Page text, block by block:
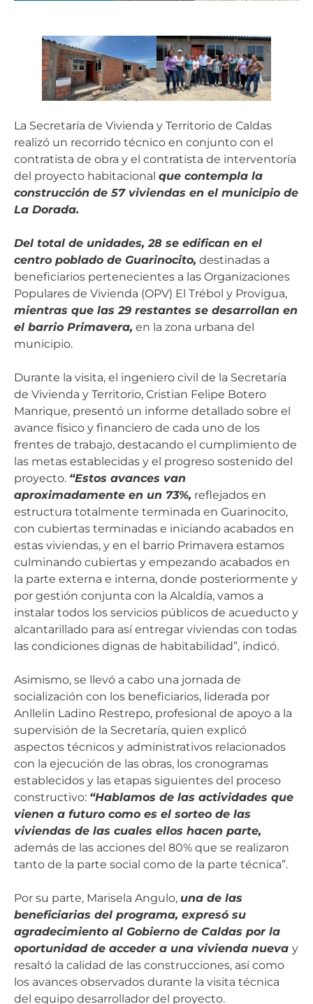
La Secretaría de Vivienda y Territorio de Caldas
realizó un recorrido técnico en conjunto con el
contratista de obra y el contratista de interventoría
del proyecto habitacional que contempla la
construcción de 57 viviendas en el municipio de
La Dorada.
Del total de unidades, 28 se edifican en el
centro poblado de Guarinocito, destinadas a
beneficiarios pertenecientes a las Organizaciones
Populares de Vivienda (OPV) El Trébol y Provigua,
mientras que las 29 restantes se desarrollan en
el barrio Primavera, en la zona urbana del
municipio.
Durante la visita, el ingeniero civil de la Secretaría
de Vivienda y Territorio, Cristian Felipe Botero
Manrique, presentó un informe detallado sobre el
avance físico y financiero de cada uno de los
frentes de trabajo, destacando el cumplimiento de
las metas establecidas y el progreso sostenido del
proyecto. “Estos avances van
aproximadamente en un 73%, reflejados en
estructura totalmente terminada en Guarinocito,
con cubiertas terminadas e iniciando acabados en
estas viviendas, y en el barrio Primavera estamos
culminando cubiertas y empezando acabados en
la parte externa e interna, donde posteriormente y
por gestión conjunta con la Alcaldía, vamos a
instalar todos los servicios públicos de acueducto y
alcantarillado para así entregar viviendas con todas
las condiciones dignas de habitabilidad”, indicó.
Asimismo, se llevó a cabo una jornada de
socialización con los beneficiarios, liderada por
Anllelin Ladino Restrepo, profesional de apoyo a la
supervisión de la Secretaría, quien explicó
aspectos técnicos y administrativos relacionados
con la ejecución de las obras, los cronogramas
establecidos y las etapas siguientes del proceso
constructivo: “Hablamos de las actividades que
vienen a futuro como es el sorteo de las
viviendas de las cuales ellos hacen parte,
además de las acciones del 80% que se realizaron
tanto de la parte social como de la parte técnica”.
Por su parte, Marisela Angulo, una de las
beneficiarias del programa, expresó su
agradecimiento al Gobierno de Caldas por la
oportunidad de acceder a una vivienda nueva y
resaltó la calidad de las construcciones, así como
los avances observados durante la visita técnica
del equipo desarrollador del proyecto.